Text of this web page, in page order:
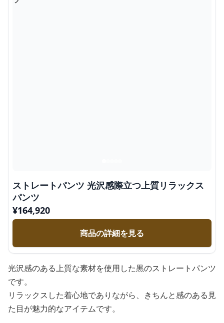
ストレートパンツ 光沢感際立つ上質リラックス
パンツ
¥164,920
商品の詳細を見る
光沢感のある上質な素材を使用した黒のストレートパンツ
です。
リラックスした着心地でありながら、きちんと感のある見
た目が魅力的なアイテムです。